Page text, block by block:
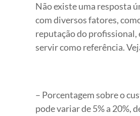
Não existe uma resposta
com diversos fatores,
reputação do profissional,
servir como referência.
– Porcentagem sobre o
pode variar de 5% a 20%,